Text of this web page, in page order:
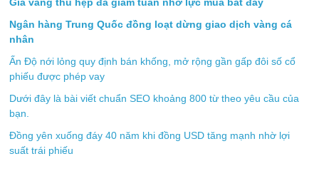
Ngân hàng Trung Quốc đồng loạt dừng giao dịch vàng cá
nhân
Ấn Độ nới lỏng quy định bán khống, mở rộng gần gấp đôi số cổ
phiếu được phép vay
Dưới đây là bài viết chuẩn SEO khoảng 800 từ theo yêu cầu của
bạn.
Đồng yên xuống đáy 40 năm khi đồng USD tăng mạnh nhờ lợi
suất trái phiếu